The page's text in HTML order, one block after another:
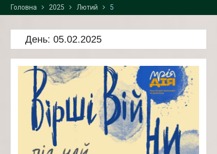
2026 р. у «Просторі
інноваційних креацій
національному
університеті імені Василя
Стефаника
Головна 2025 Лютий 5
День: 05.02.2025